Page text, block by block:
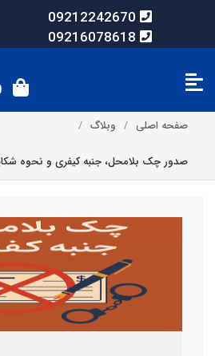
09212242670
09216078618
صفحه اصلی وبلاگ
صدور چک بلامحل، جنبه کیفری و نحوه